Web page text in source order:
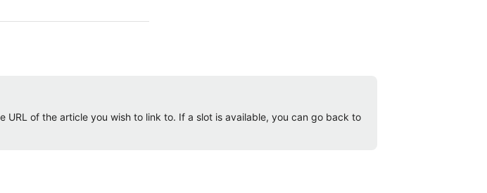
of the article you wish to link to. If a slot is available, you can go back to